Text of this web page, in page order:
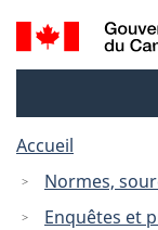
Recherche
et
Accueil
Normes,
Enquêtes et